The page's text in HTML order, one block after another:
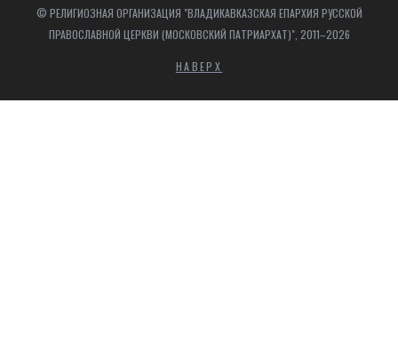
© РЕЛИГИОЗНАЯ ОРГАНИЗАЦИЯ "ВЛАДИКАВКАЗСКАЯ ЕПАРХИЯ РУССКОЙ
ПРАВОСЛАВНОЙ ЦЕРКВИ (МОСКОВСКИЙ ПАТРИАРХАТ)", 2011–2026
НАВЕРХ